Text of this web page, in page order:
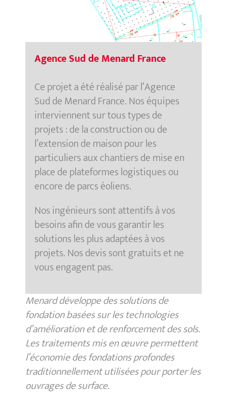
Agence Sud de Menard France
Ce projet a été réalisé par l’Agence
Sud de Menard France. Nos équipes
interviennent sur tous types de
projets : de la construction ou de
l’extension de maison pour les
particuliers aux chantiers de mise en
place de plateformes logistiques ou
encore de parcs éoliens.
Nos ingénieurs sont attentifs à vos
besoins afin de vous garantir les
solutions les plus adaptées à vos
projets. Nos devis sont gratuits et ne
vous engagent pas.
Menard développe des solutions de
fondation basées sur les technologies
d’amélioration et de renforcement des sols.
Les traitements mis en œuvre permettent
l’économie des fondations profondes
traditionnellement utilisées pour porter les
ouvrages de surface.